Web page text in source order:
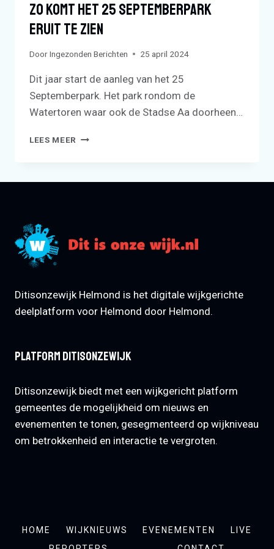
Zo Komt Het 25 Septemberpark
Eruit Te Zien
DoorIngezonden Berichten 25 april 2024
Dit jaar start de aanleg van het 25
Septemberpark. Het park rondom de
Watertoren waar ook de Stadse Aa doorheen…
LEES MEER ZO
Ditisonzewijk Helmond is het digitale wijkgerichte
deelplatform voor Helmond door Helmond.
Platform Ditisonzewijk
Ditisonzewijk biedt met een wijkgericht platform
gemeentes de mogelijkheid om nieuws en
evenementen te tonen, gesegmenteerd op wijkniveau
om betrokkenheid en interactie te vergroten.
HOME WIJKNIEUWS EVENEMENTEN
LIVE